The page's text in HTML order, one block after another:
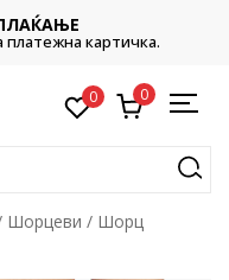
платежна картичка.
0 0
Шорцеви
Шорц